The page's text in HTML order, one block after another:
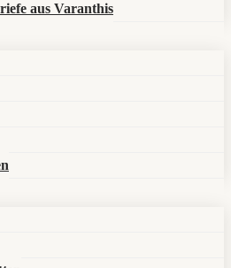
aus Varanthis